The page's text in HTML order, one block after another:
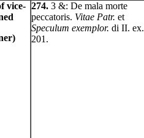
vice- 274. 3 &: De mala morte
peccatoris. Vitae Patr. et
Speculum exemplor. di II. ex.
201.